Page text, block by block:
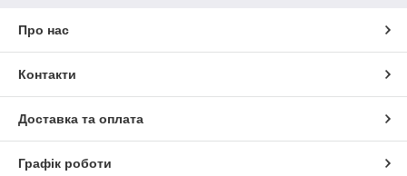
Про нас
Контакти
Доставка та оплата
Графік роботи